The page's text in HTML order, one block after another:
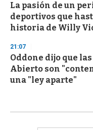
La pasión de un
deportivos que
historia de Willy
21:07
Oddone dijo que
Abierto son
una "ley aparte"